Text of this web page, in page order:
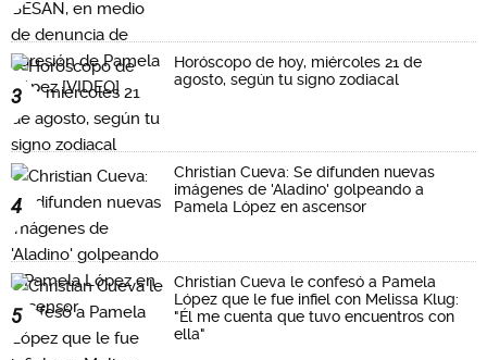
3
Horóscopo de hoy, miércoles 21 de
agosto, según tu signo zodiacal
4
Christian Cueva: Se difunden nuevas
imágenes de 'Aladino' golpeando a
Pamela López en ascensor
5
Christian Cueva le confesó a Pamela
López que le fue infiel con Melissa Klug:
"Él me cuenta que tuvo encuentros con
ella"